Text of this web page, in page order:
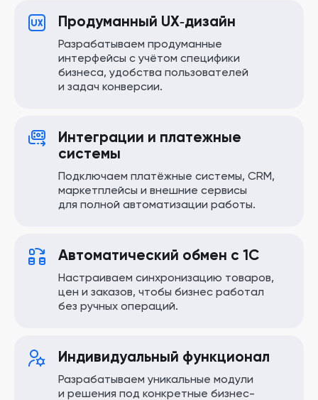
Продуманный UX‑дизайн
Разрабатываем продуманные
интерфейсы с учётом специфики
бизнеса, удобства пользователей
и задач конверсии.
Интеграции и платежные
системы
Подключаем платёжные системы, CRM,
маркетплейсы и внешние сервисы
для полной автоматизации работы.
Автоматический обмен с 1С
Настраиваем синхронизацию товаров,
цен и заказов, чтобы бизнес работал
без ручных операций.
Индивидуальный функционал
Разрабатываем уникальные модули
и решения под конкретные бизнес-